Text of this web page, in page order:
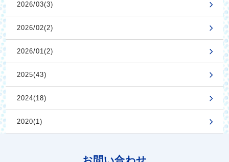
2026/03(3)
2026/02(2)
2026/01(2)
2025(43)
2024(18)
2020(1)